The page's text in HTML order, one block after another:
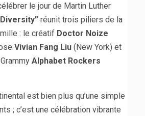
le jour de Martin Luther
réunit trois piliers de la
: le créatif Doctor Noize
Vivian Fang Liu (New York) et
Alphabet Rockers
est bien plus qu’une simple
; c’est une célébration vibrante